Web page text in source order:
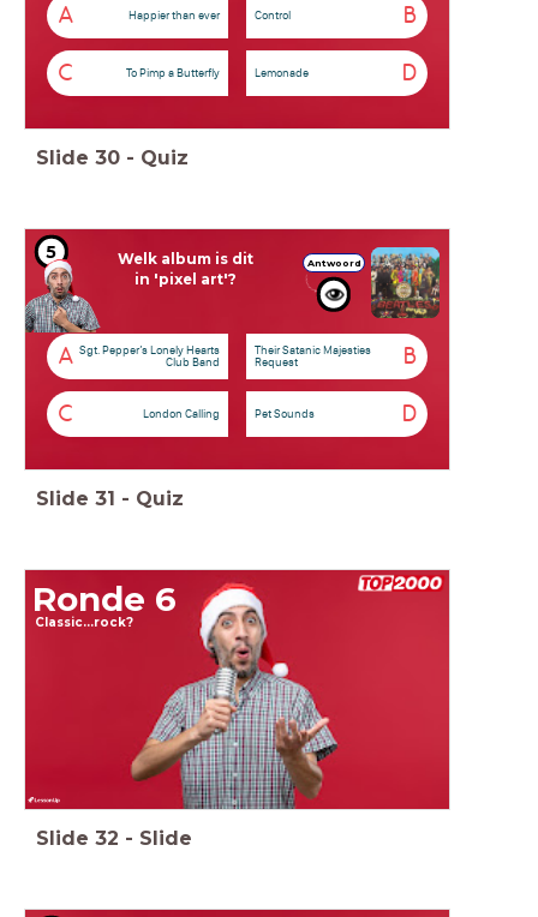
A Happier than ever B
Control
C To Pimp a Butterfly D
Lemonade
Slide 30 - Quiz
5 Antwoord
Welk album is dit
in 'pixel art'?
A Sgt. Pepper’s Lonely Hearts
Club Band
B
Their Satanic Majesties
Request
C London Calling D
Pet Sounds
Slide 31 - Quiz
Classic...rock?
Ronde 6
Slide 32 - Slide